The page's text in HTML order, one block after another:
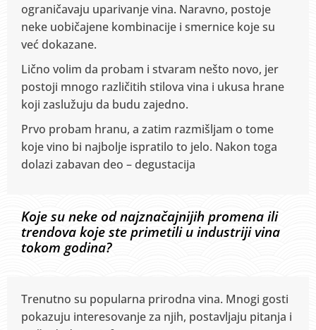
ograničavaju uparivanje vina. Naravno, postoje
neke uobičajene kombinacije i smernice koje su
već dokazane.
Lično volim da probam i stvaram nešto novo, jer
postoji mnogo različitih stilova vina i ukusa hrane
koji zaslužuju da budu zajedno.
Prvo probam hranu, a zatim razmišljam o tome
koje vino bi najbolje ispratilo to jelo. Nakon toga
dolazi zabavan deo – degustacija
Koje su neke od najznačajnijih promena ili
trendova koje ste primetili u industriji vina
tokom godina?
Trenutno su popularna prirodna vina. Mnogi gosti
pokazuju interesovanje za njih, postavljaju pitanja i